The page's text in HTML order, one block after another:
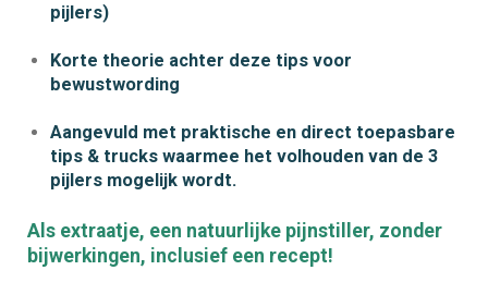
pijlers)
Korte theorie achter deze tips voor
bewustwording
Aangevuld met praktische en direct toepasbare
tips & trucks waarmee het volhouden van de 3
pijlers mogelijk wordt.
Als extraatje, een natuurlijke pijnstiller, zonder
bijwerkingen, inclusief een recept!